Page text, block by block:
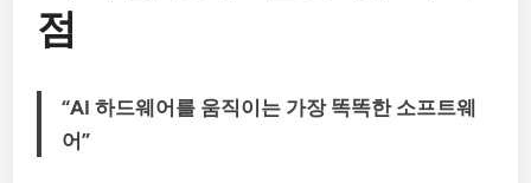
점
“AI 하드웨어를 움직이는 가장 똑똑한 소프트웨
어”